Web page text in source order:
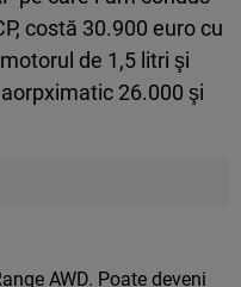
costă 30.900 euro cu
de 1,5 litri şi
26.000 şi
AWD. Poate deveni